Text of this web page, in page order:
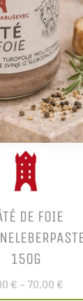
DE FOIE
150G
€ – 70,00 €